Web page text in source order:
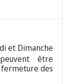
et Dimanche
être
des